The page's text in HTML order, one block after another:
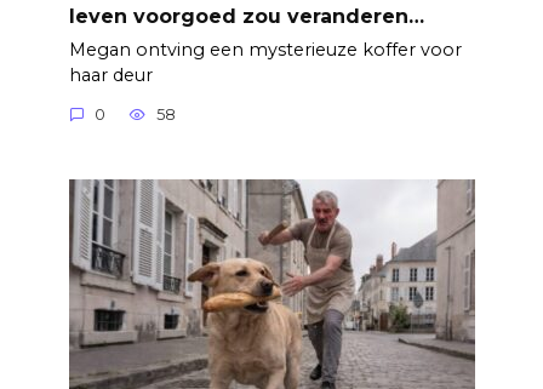
leven voorgoed zou veranderen…
Megan ontving een mysterieuze koffer voor
haar deur
0 58